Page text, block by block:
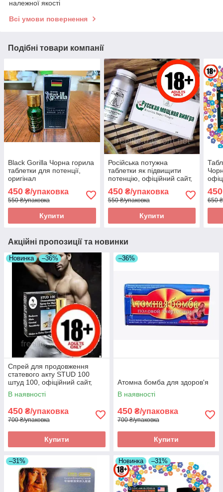
належної якості
Всі умови повернення
Подібні товари компанії
Black Gorilla Чорна горила
таблетки для потенції,
оригінал
450 ₴/упаковка
550 ₴/упаковка
Купити
Російська потужна
таблетки як підвищити
потенцію, офіційний сайт,
450₴/упаковка
550 ₴/упаковка
Купити
450
650
Акційні пропозиції та новинки
Новинка –36%
Спрей для продовження
статевого акту STUD 100
штуд 100, офіційний сайт,
оригінал
В наявності
450 ₴/упаковка
700 ₴/упаковка
Купити
–36%
Атомна бомба для здоров'я
В наявності
450 ₴/упаковка
700 ₴/упаковка
Купити
–31% Новинка –31%